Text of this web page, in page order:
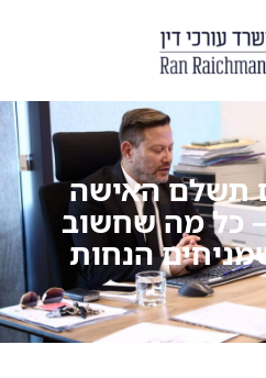
תשלם האישה
– כל מה שחשוב
הנחות